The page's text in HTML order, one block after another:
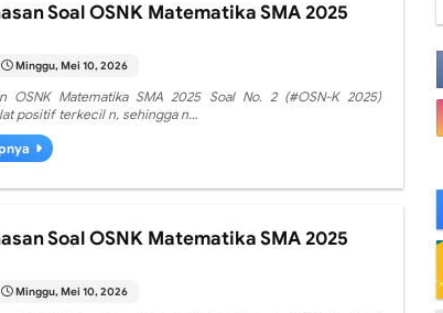
Soal OSNK Matematika SMA 2025
Minggu, Mei 10, 2026
OSNK Matematika SMA 2025 Soal No. 2 (#OSN-K 2025)
positif terkecil n, sehingga n…
Soal OSNK Matematika SMA 2025
Minggu, Mei 10, 2026